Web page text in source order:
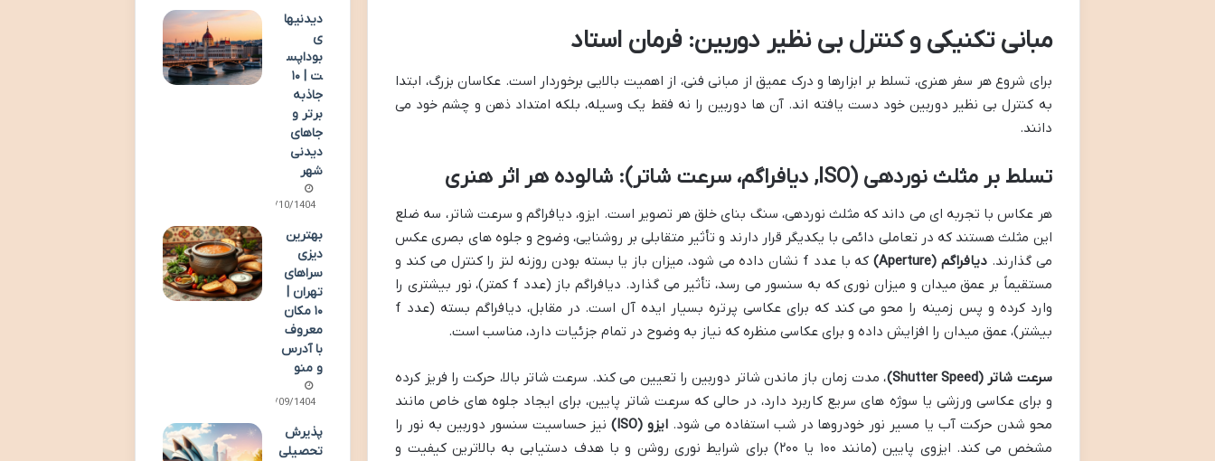
مبانی تکنیکی و کنترل بی نظیر دوربین: فرمان استاد
برای شروع هر سفر هنری، تسلط بر ابزارها و درک عمیق از مبانی فنی، از اهمیت بالایی برخوردار است. عکاسان بزرگ، ابتدا
به کنترل بی نظیر دوربین خود دست یافته اند. آن ها دوربین را نه فقط یک وسیله، بلکه امتداد ذهن و چشم خود می
دانند.
تسلط بر مثلث نوردهی (ISO, دیافراگم، سرعت شاتر): شالوده هر اثر هنری
هر عکاس با تجربه ای می داند که مثلث نوردهی، سنگ بنای خلق هر تصویر است. ایزو، دیافراگم و سرعت شاتر، سه ضلع
این مثلث هستند که در تعاملی دائمی با یکدیگر قرار دارند و تأثیر متقابلی بر روشنایی، وضوح و جلوه های بصری عکس
می گذارند. دیافراگم (Aperture)
که با عدد f نشان داده می شود، میزان باز یا بسته بودن روزنه لنز را کنترل می کند و
مستقیماً بر عمق میدان و میزان نوری که به سنسور می رسد، تأثیر می گذارد. دیافراگم باز (عدد f کمتر)، نور بیشتری را
وارد کرده و پس زمینه را محو می کند که برای عکاسی پرتره بسیار ایده آل است. در مقابل، دیافراگم بسته (عدد f
بیشتر)، عمق میدان را افزایش داده و برای عکاسی منظره که نیاز به وضوح در تمام جزئیات دارد، مناسب است.
سرعت شاتر (Shutter Speed)
، مدت زمان باز ماندن شاتر دوربین را تعیین می کند. سرعت شاتر بالا، حرکت را فریز کرده
و برای عکاسی ورزشی یا سوژه های سریع کاربرد دارد، در حالی که سرعت شاتر پایین، برای ایجاد جلوه های خاص مانند
محو شدن حرکت آب یا مسیر نور خودروها در شب استفاده می شود. ایزو (ISO)
نیز حساسیت سنسور دوربین به نور را
مشخص می کند. ایزوی پایین (مانند ۱۰۰ یا ۲۰۰) برای شرایط نوری روشن و با هدف دستیابی به بالاترین کیفیت و
دیدنیها
ی
بوداپس
ت | ۱۰
جاذبه
برتر و
جاهای
دیدنی
شهر
02/10/1404
بهترین
دیزی
سراهای
تهران |
۱۰ مکان
معروف
با آدرس
و منو
29/09/1404
پذیرش
تحصیلی